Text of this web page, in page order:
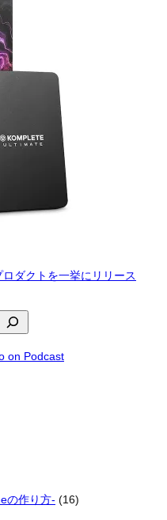
ダクトを一挙にリリース
の作り方- (16)